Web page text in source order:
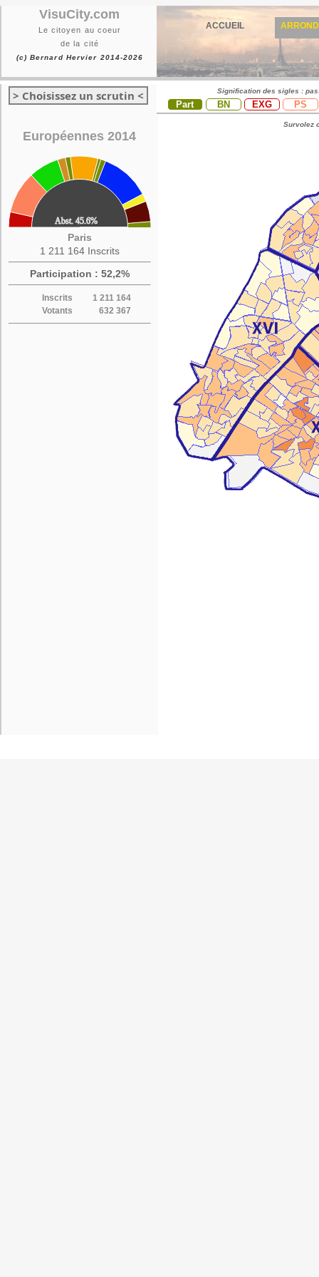
VisuCity.com
Le citoyen au coeur
de la cité
(c) Bernard Hervier 2014-2026
ACCUEIL
> Choisissez un scrutin <
Européennes 2014
Paris
1 211 164 Inscrits
Participation : 52,2%
Inscrits
1 211 164
Votants
632 367
Signification des sigles :
Part BN EXG PS
Survolez